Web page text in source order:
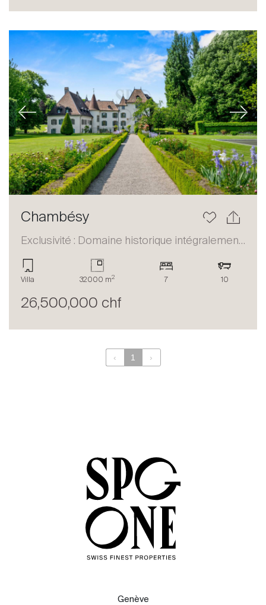
Acheter
Louer
International
Vendre
Previous Next
Chambésy
Exclusivité : Domaine historique intégralement restauré
Villa 32000 m2 7 10
26,500,000 chf
‹ 1 ›
Genève